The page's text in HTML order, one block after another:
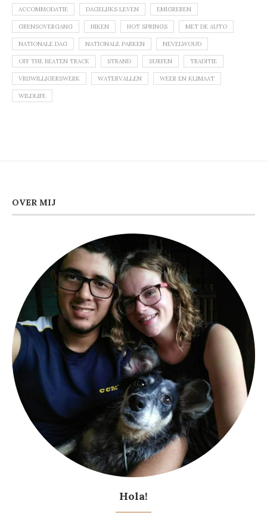
ACCOMMODATIE DAGELIJKS LEVEN EMIGREREN
GRENSOVERGANG HIKEN HOT SPRINGS MET DE AUTO
NATIONALE DAG NATIONALE PARKEN NEVELWOUD
OFF THE BEATEN TRACK STRAND SURFEN TRADITIE
VRIJWILLIGERSWERK WATERVALLEN WEER EN KLIMAAT
WILDLIFE
OVER MIJ
Hola!